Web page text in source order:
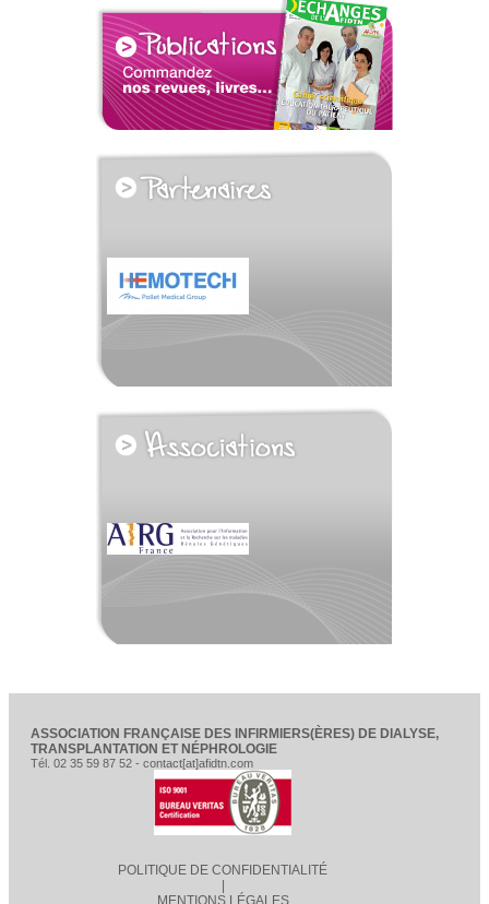
voir tous les partenaires
ASSOCIATION FRANÇAISE DES INFIRMIERS(ÈRES) DE DIALYSE,
TRANSPLANTATION ET NÉPHROLOGIE
Tél. 02 35 59 87 52 - contact[at]afidtn.com
POLITIQUE DE CONFIDENTIALITÉ
MENTIONS LÉGALES